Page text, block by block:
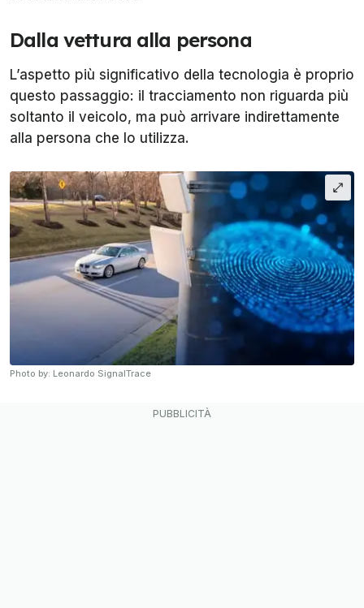
Dalla vettura alla persona
L’aspetto più significativo della tecnologia è proprio
questo passaggio: il tracciamento non riguarda più
soltanto il veicolo, ma può arrivare indirettamente
alla persona che lo utilizza.
Photo by: Leonardo SignalTrace